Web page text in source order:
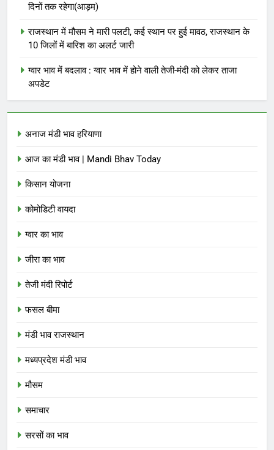
दिनों तक रहेगा(आड़म)
राजस्थान में मौसम ने मारी पलटी, कई स्थान पर हुई मावठ, राजस्थान के
10 जिलों में बारिश का अलर्ट जारी
ग्वार भाव में बदलाव : ग्वार भाव में होने वाली तेजी-मंदी को लेकर ताजा
अपडेट
अनाज मंडी भाव हरियाणा
आज का मंडी भाव | Mandi Bhav Today
किसान योजना
कोमोडिटी वायदा
ग्वार का भाव
जीरा का भाव
तेजी मंदी रिपोर्ट
फसल बीमा
मंडी भाव राजस्थान
मध्यप्रदेश मंडी भाव
मौसम
समाचार
सरसों का भाव